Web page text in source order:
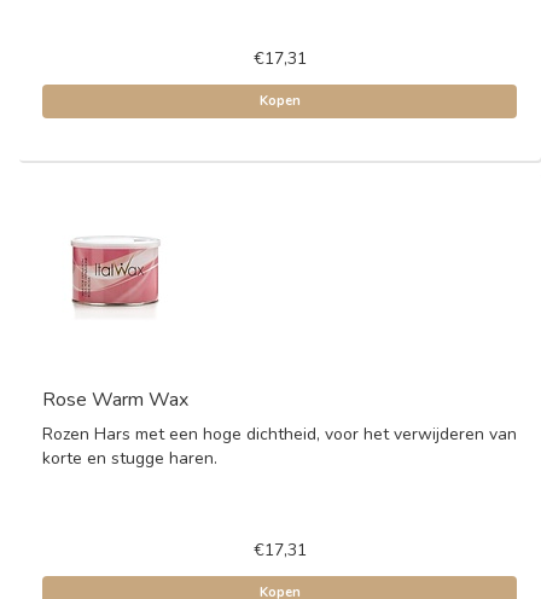
€17,31
Kopen
Rose Warm Wax
Rozen Hars met een hoge dichtheid, voor het verwijderen van
korte en stugge haren.
€17,31
Kopen